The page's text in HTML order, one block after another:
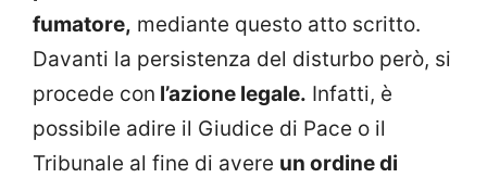
fumatore, mediante questo atto scritto.
Davanti la persistenza del disturbo però, si
procede con l’azione legale. Infatti, è
possibile adire il Giudice di Pace o il
Tribunale al fine di avere un ordine di